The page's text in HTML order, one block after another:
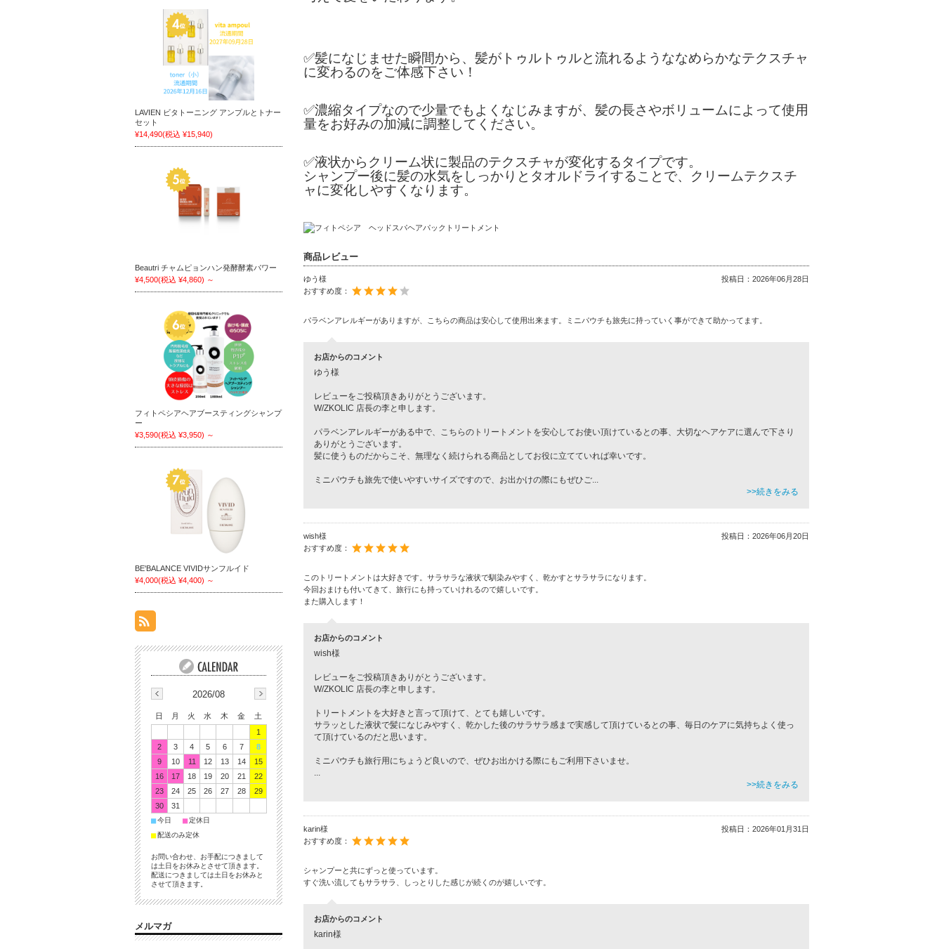
✅髪になじませた瞬間から、髪がトゥルトゥルと流れるようななめらかなテクスチャ
に変わるのをご体感下さい！
✅濃縮タイプなので少量でもよくなじみますが、髪の長さやボリュームによって使用
量をお好みの加減に調整してください。
✅液状からクリーム状に製品のテクスチャが変化するタイプです。
シャンプー後に髪の水気をしっかりとタオルドライすることで、クリームテクスチ
ャに変化しやすくなります。
商品レビュー
ゆう様 投稿日： 2026年06月28日
おすすめ度：
パラベンアレルギーがありますが、こちらの商品は安心して使用出来ます。ミニパウチも旅先に持っていく事ができて助かってます。
お店からのコメント
ゆう様
レビューをご投稿頂きありがとうございます。
W/ZKOLIC 店長の李と申します。
パラベンアレルギーがある中で、こちらのトリートメントを安心してお使い頂けているとの事、大切なヘアケアに選んで下さり
ありがとうございます。
髪に使うものだからこそ、無理なく続けられる商品としてお役に立てていれば幸いです。
ミニパウチも旅先で使いやすいサイズですので、お出かけの際にもぜひご
>>続きをみる
wish様 投稿日： 2026年06月20日
おすすめ度：
このトリートメントは大好きです。サラサラな液状で馴染みやすく、乾かすとサラサラになります。
今回おまけも付いてきて、旅行にも持っていけれるので嬉しいです。
また購入します！
お店からのコメント
wish様
レビューをご投稿頂きありがとうございます。
W/ZKOLIC 店長の李と申します。
トリートメントを大好きと言って頂けて、とても嬉しいです。
サラッとした液状で髪になじみやすく、乾かした後のサラサラ感まで実感して頂けているとの事、毎日のケアに気持ちよく使っ
て頂けているのだと思います。
ミニパウチも旅行用にちょうど良いので、ぜひお出かける際にもご利用下さいませ。
>>続きをみる
karin様 投稿日： 2026年01月31日
おすすめ度：
シャンプーと共にずっと使っています。
すぐ洗い流してもサラサラ、しっとりした感じが続くのが嬉しいです。
お店からのコメント
karin様
LAVIEN ビタトーニング アンプルとトナー
セット
¥14,490(税込 ¥15,940)
Beautri チャムピョンハン発酵酵素パワー
¥4,500(税込 ¥4,860) ～
フィトペシアヘアブースティングシャンプ
ー
¥3,590(税込 ¥3,950) ～
BE'BALANCE VIVIDサンフルイド
¥4,000(税込 ¥4,400) ～
2026/08
日 月 火 水 木 金
土
1
2
3 4 5 6 7
8
9
10 11 12 13 14
15
16
17 18 19 20 21
22
23
24 25 26 27 28
29
30
31
■今日 ■定休日
■配送のみ定休
お問い合わせ、お手配につきまして
は土日をお休みとさせて頂きます。
配送につきましては土日をお休みと
させて頂きます。
メルマガ